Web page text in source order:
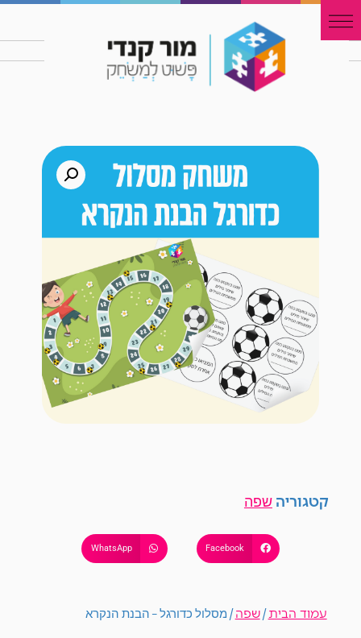
קטגוריה שפה
Facebook
WhatsApp
עמוד הבית/שפה/ מסלול כדורגל – הבנת הנקרא